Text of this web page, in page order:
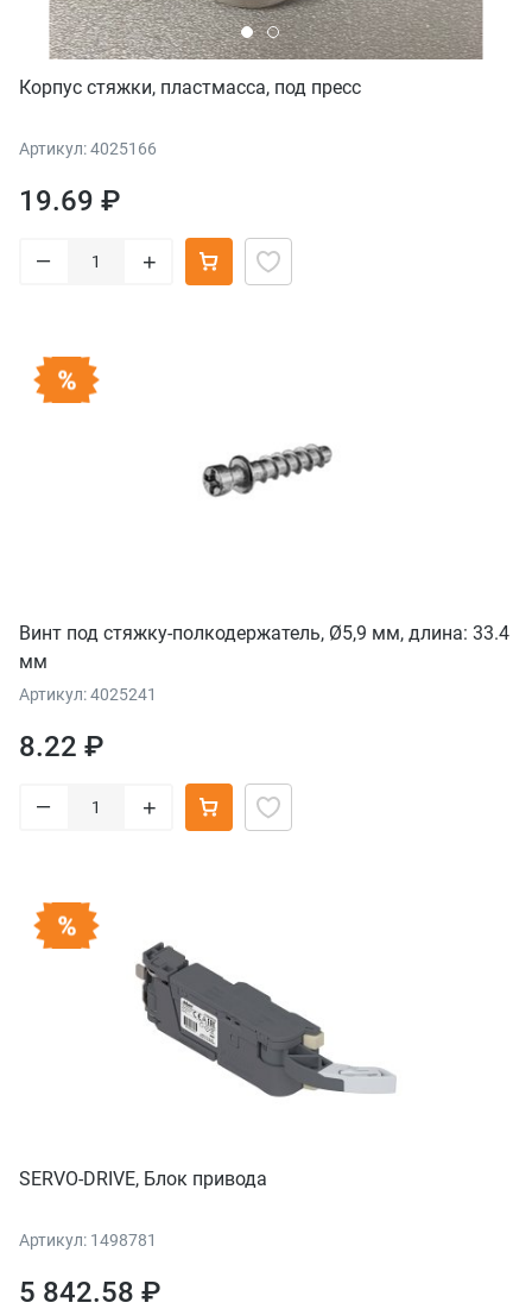
Корпус стяжки, пластмасса, под пресс
Артикул: 4025166
19.69 ₽
– +
Винт под стяжку-полкодержатель, Ø5,9 мм, длина: 33.4
мм
Артикул: 4025241
8.22 ₽
– +
SERVO-DRIVE, Блок привода
Артикул: 1498781
5 842.58 ₽